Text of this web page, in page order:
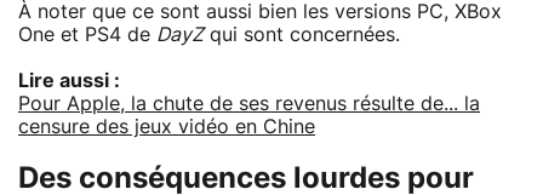
À noter que ce sont aussi bien les versions PC, XBox
One et PS4 de DayZqui sont concernées.
Lire aussi :
Pour Apple, la chute de ses revenus résulte de... la
censure des jeux vidéo en Chine
Des conséquences lourdes pour